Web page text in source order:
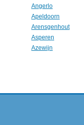
Angerlo
Apeldoorn
Arensgenhout
Asperen
Azewijn